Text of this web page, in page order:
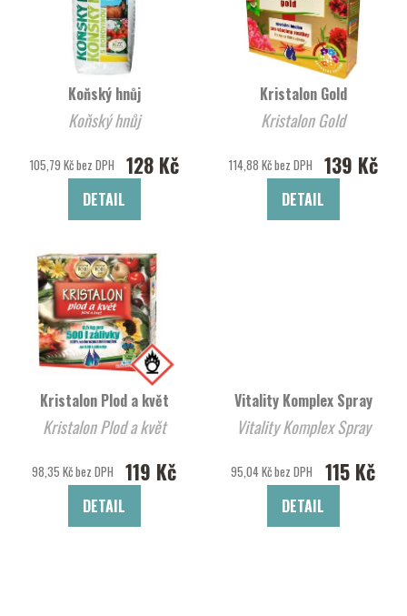
Koňský hnůj
Koňský hnůj
105,79 Kč bez DPH 128 Kč
DETAIL
Kristalon Gold
Kristalon Gold
114,88 Kč bez DPH 139 Kč
DETAIL
Kristalon Plod a květ
Kristalon Plod a květ
98,35 Kč bez DPH 119 Kč
DETAIL
Vitality Komplex Spray
Vitality Komplex Spray
95,04 Kč bez DPH 115 Kč
DETAIL